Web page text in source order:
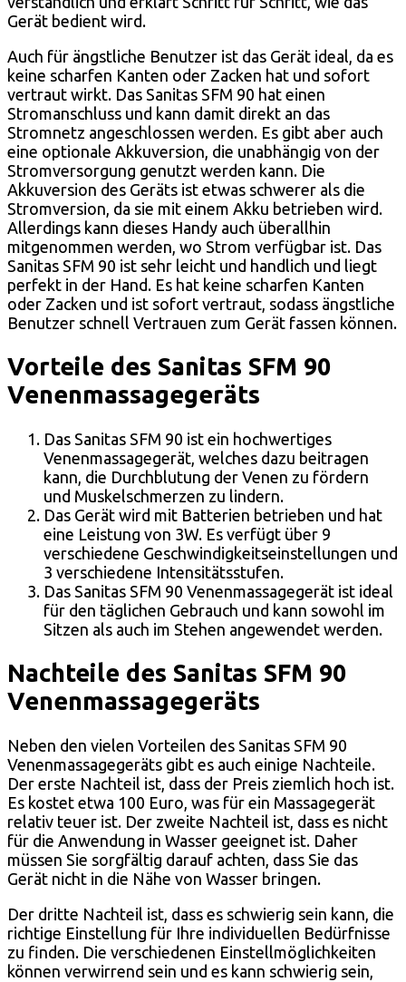
Gerät bedient wird.
Auch für ängstliche Benutzer ist das Gerät ideal, da es
keine scharfen Kanten oder Zacken hat und sofort
vertraut wirkt. Das Sanitas SFM 90 hat einen
Stromanschluss und kann damit direkt an das
Stromnetz angeschlossen werden. Es gibt aber auch
eine optionale Akkuversion, die unabhängig von der
Stromversorgung genutzt werden kann. Die
Akkuversion des Geräts ist etwas schwerer als die
Stromversion, da sie mit einem Akku betrieben wird.
Allerdings kann dieses Handy auch überallhin
mitgenommen werden, wo Strom verfügbar ist. Das
Sanitas SFM 90 ist sehr leicht und handlich und liegt
perfekt in der Hand. Es hat keine scharfen Kanten
oder Zacken und ist sofort vertraut, sodass ängstliche
Benutzer schnell Vertrauen zum Gerät fassen können.
Vorteile des Sanitas SFM 90
Venenmassagegeräts
Das Sanitas SFM 90 ist ein hochwertiges
Venenmassagegerät, welches dazu beitragen
kann, die Durchblutung der Venen zu fördern
und Muskelschmerzen zu lindern.
Das Gerät wird mit Batterien betrieben und hat
eine Leistung von 3W. Es verfügt über 9
verschiedene Geschwindigkeitseinstellungen und
3 verschiedene Intensitätsstufen.
Das Sanitas SFM 90 Venenmassagegerät ist ideal
für den täglichen Gebrauch und kann sowohl im
Sitzen als auch im Stehen angewendet werden.
Nachteile des Sanitas SFM 90
Venenmassagegeräts
Neben den vielen Vorteilen des Sanitas SFM 90
Venenmassagegeräts gibt es auch einige Nachteile.
Der erste Nachteil ist, dass der Preis ziemlich hoch ist.
Es kostet etwa 100 Euro, was für ein Massagegerät
relativ teuer ist. Der zweite Nachteil ist, dass es nicht
für die Anwendung in Wasser geeignet ist. Daher
müssen Sie sorgfältig darauf achten, dass Sie das
Gerät nicht in die Nähe von Wasser bringen.
Der dritte Nachteil ist, dass es schwierig sein kann, die
richtige Einstellung für Ihre individuellen Bedürfnisse
zu finden. Die verschiedenen Einstellmöglichkeiten
können verwirrend sein und es kann schwierig sein,